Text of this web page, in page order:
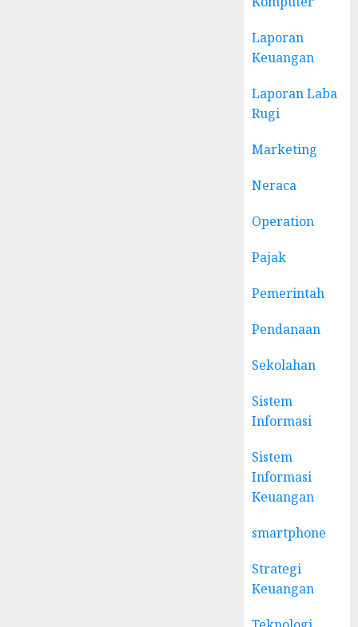
Laporan
Keuangan
Laporan Laba
Rugi
Marketing
Neraca
Operation
Pajak
Pemerintah
Pendanaan
Sekolahan
Sistem
Informasi
Sistem
Informasi
Keuangan
smartphone
Strategi
Keuangan